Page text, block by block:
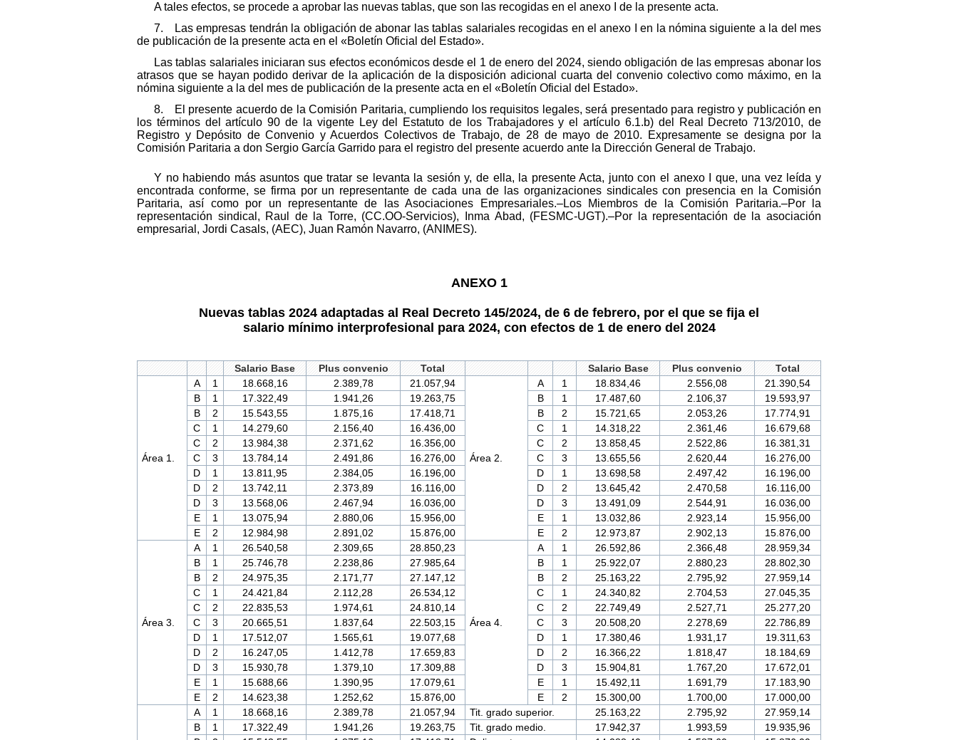
A tales efectos, se procede a aprobar las nuevas tablas, que son las recogidas en el anexo I de la presente acta.
7. Las empresas tendrán la obligación de abonar las tablas salariales recogidas en el anexo I en la nómina siguiente a la del mes
de publicación de la presente acta en el «Boletín Oficial del Estado».
Las tablas salariales iniciaran sus efectos económicos desde el 1 de enero del 2024, siendo obligación de las empresas abonar los
atrasos que se hayan podido derivar de la aplicación de la disposición adicional cuarta del convenio colectivo como máximo, en la
nómina siguiente a la del mes de publicación de la presente acta en el «Boletín Oficial del Estado».
8. El presente acuerdo de la Comisión Paritaria, cumpliendo los requisitos legales, será presentado para registro y publicación en
los términos del artículo 90 de la vigente Ley del Estatuto de los Trabajadores y el artículo 6.1.b) del Real Decreto 713/2010, de
Registro y Depósito de Convenio y Acuerdos Colectivos de Trabajo, de 28 de mayo de 2010. Expresamente se designa por la
Comisión Paritaria a don Sergio García Garrido para el registro del presente acuerdo ante la Dirección General de Trabajo.
Y no habiendo más asuntos que tratar se levanta la sesión y, de ella, la presente Acta, junto con el anexo I que, una vez leída y
encontrada conforme, se firma por un representante de cada una de las organizaciones sindicales con presencia en la Comisión
Paritaria, así como por un representante de las Asociaciones Empresariales.–Los Miembros de la Comisión Paritaria.–Por la
representación sindical, Raul de la Torre, (CC.OO-Servicios), Inma Abad, (FESMC-UGT).–Por la representación de la asociación
empresarial, Jordi Casals, (AEC), Juan Ramón Navarro, (ANIMES).
ANEXO 1
Nuevas tablas 2024 adaptadas al Real Decreto 145/2024, de 6 de febrero, por el que se fija el
salario mínimo interprofesional para 2024, con efectos de 1 de enero del 2024
Salario Base Plus convenio Total Salario Base Plus convenio Total
Área 1.
A 1 18.668,16 2.389,78 21.057,94
Área 2.
A 1 18.834,46 2.556,08
21.390,54
B
1 17.322,49 1.941,26 19.263,75 B 1 17.487,60 2.106,37
19.593,97
B
2 15.543,55 1.875,16 17.418,71 B 2 15.721,65 2.053,26
17.774,91
C
1 14.279,60 2.156,40 16.436,00 C 1 14.318,22 2.361,46
16.679,68
C
2 13.984,38 2.371,62 16.356,00 C 2 13.858,45 2.522,86
16.381,31
C
3 13.784,14 2.491,86 16.276,00 C 3 13.655,56 2.620,44
16.276,00
D
1 13.811,95 2.384,05 16.196,00 D 1 13.698,58 2.497,42
16.196,00
D
2 13.742,11 2.373,89 16.116,00 D 2 13.645,42 2.470,58
16.116,00
D
3 13.568,06 2.467,94 16.036,00 D 3 13.491,09 2.544,91
16.036,00
E
1 13.075,94 2.880,06 15.956,00 E 1 13.032,86 2.923,14
15.956,00
E
2 12.984,98 2.891,02 15.876,00 E 2 12.973,87 2.902,13 15.876,00
Área 3.
A 1 26.540,58 2.309,65 28.850,23
Área 4.
A 1 26.592,86 2.366,48
28.959,34
B
1 25.746,78 2.238,86 27.985,64 B 1 25.922,07 2.880,23
28.802,30
B
2 24.975,35 2.171,77 27.147,12 B 2 25.163,22 2.795,92
27.959,14
C
1 24.421,84 2.112,28 26.534,12 C 1 24.340,82 2.704,53
27.045,35
C
2 22.835,53 1.974,61 24.810,14 C 2 22.749,49 2.527,71
25.277,20
C
3 20.665,51 1.837,64 22.503,15 C 3 20.508,20 2.278,69
22.786,89
D
1 17.512,07 1.565,61 19.077,68 D 1 17.380,46 1.931,17
19.311,63
D
2 16.247,05 1.412,78 17.659,83 D 2 16.366,22 1.818,47
18.184,69
D
3 15.930,78 1.379,10 17.309,88 D 3 15.904,81 1.767,20
17.672,01
E
1 15.688,66 1.390,95 17.079,61 E 1 15.492,11 1.691,79
17.183,90
E
2 14.623,38 1.252,62 15.876,00 E 2 15.300,00 1.700,00
17.000,00
A
1 18.668,16 2.389,78 21.057,94 Tit. grado superior. 25.163,22 2.795,92
27.959,14
B
1 17.322,49 1.941,26 19.263,75 Tit. grado medio. 17.942,37 1.993,59
19.935,96